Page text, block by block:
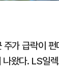
가 급락이
왔다. LS일